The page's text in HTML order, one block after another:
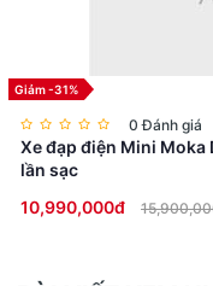
Giảm -31%
0 Đánh giá
Xe đạp điện Mini Moka
lần sạc
10,990,000đ